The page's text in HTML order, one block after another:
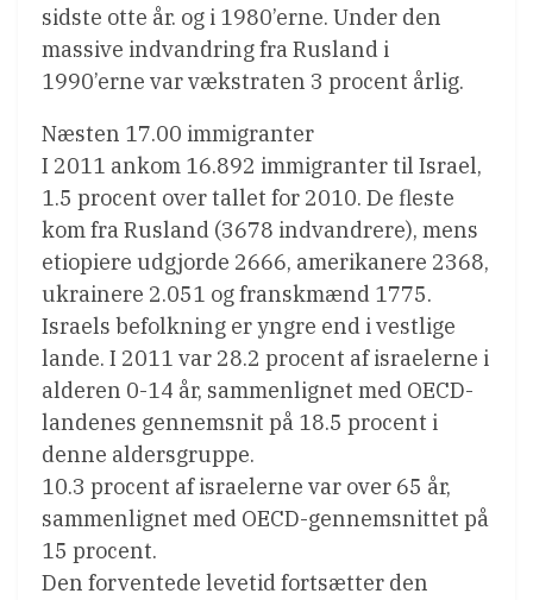
sidste otte år. og i 1980’erne. Under den
massive indvandring fra Rusland i
1990’erne var vækstraten 3 procent årlig.
Næsten 17.00 immigranter
I 2011 ankom 16.892 immigranter til Israel,
1.5 procent over tallet for 2010. De fleste
kom fra Rusland (3678 indvandrere), mens
etiopiere udgjorde 2666, amerikanere 2368,
ukrainere 2.051 og franskmænd 1775.
Israels befolkning er yngre end i vestlige
lande. I 2011 var 28.2 procent af israelerne i
alderen 0-14 år, sammenlignet med OECD-
landenes gennemsnit på 18.5 procent i
denne aldersgruppe.
10.3 procent af israelerne var over 65 år,
sammenlignet med OECD-gennemsnittet på
15 procent.
Den forventede levetid fortsætter den